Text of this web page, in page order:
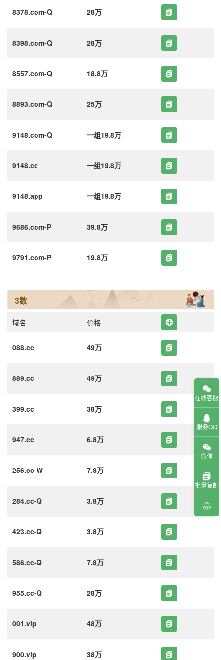
8378.com-Q 28万
8398.com-Q 28万
8557.com-Q 18.8万
8893.com-Q 25万
9148.com-Q 一组19.8万
9148.cc 一组19.8万
9148.app 一组19.8万
9686.com-P 39.8万
9791.com-P 19.8万
3数
域名 价格
088.cc 49万
889.cc 49万
399.cc 38万
947.cc 6.8万
256.cc-W 7.8万
284.cc-Q 3.8万
423.cc-Q 3.8万
586.cc-Q 7.8万
955.cc-Q 28万
001.vip 48万
900.vip 38万
在线客服
服务QQ
微信
批量复制